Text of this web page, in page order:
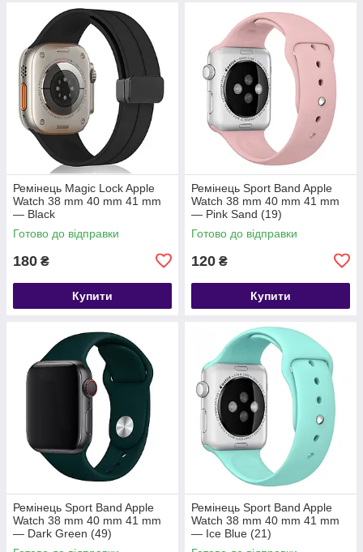
Ремінець Magic Lock Apple
Watch 38 mm 40 mm 41 mm
— Black
Готово до відправки
180 ₴
Купити
Ремінець Sport Band Apple
Watch 38 mm 40 mm 41 mm
— Pink Sand (19)
Готово до відправки
120 ₴
Купити
Ремінець Sport Band Apple
Watch 38 mm 40 mm 41 mm
— Dark Green (49)
Ремінець Sport Band Apple
Watch 38 mm 40 mm 41 mm
— Ice Blue (21)